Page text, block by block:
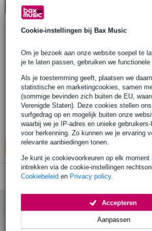
Cookie-instellingen bij Bax Music
Om je bezoek aan onze website soepel te
je te laten passen, gebruiken we functionele
Als je toestemming geeft, plaatsen we
statistische en marketingcookies, samen
(sommige bevinden zich buiten de EU,
Verenigde Staten). Deze cookies stellen
surfgedrag op en mogelijk buiten onze
waarbij we je IP-adres en unieke gebruikers-
voor herkenning. Zo kunnen we je ervaring
relevante aanbiedingen tonen.
Je kunt je cookievoorkeuren op elk moment
intrekken via de cookie-instellingen
Cookiebeleid en Privacy policy.
Aanpassen
Accepteren
Top-10
Konig & Meyer 28140
Adviesprijs € 48,- € 35,-
Op voorraad
Ook in1 winkelop
In mijn winkelwagen